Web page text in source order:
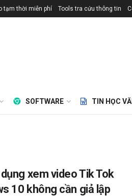
tạm thời miễn phí Tools tra cứu thông tin
SOFTWARE TIN HỌC
xem video Tik Tok
10 không cần giả lập